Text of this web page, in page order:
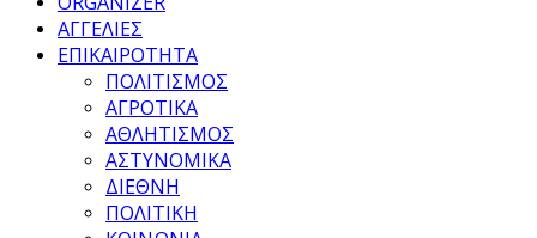
ΑΓΓΕΛΙΕΣ
ΕΠΙΚΑΙΡΟΤΗΤΑ
ΠΟΛΙΤΙΣΜΟΣ
ΑΓΡΟΤΙΚΑ
ΑΘΛΗΤΙΣΜΟΣ
ΑΣΤΥΝΟΜΙΚΑ
ΔΙΕΘΝΗ
ΠΟΛΙΤΙΚΗ